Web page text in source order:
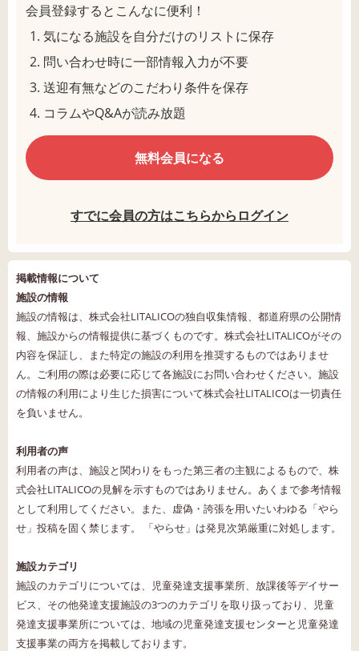
会員登録するとこんなに便利！
気になる施設を自分だけのリストに保存
問い合わせ時に一部情報入力が不要
送迎有無などのこだわり条件を保存
コラムやQ&Aが読み放題
無料会員になる
すでに会員の方はこちらからログイン
掲載情報について
施設の情報
施設の情報は、株式会社LITALICOの独自収集情報、都道府県の公開情
報、施設からの情報提供に基づくものです。株式会社LITALICOがその
内容を保証し、また特定の施設の利用を推奨するものではありませ
ん。ご利用の際は必要に応じて各施設にお問い合わせください。施設
の情報の利用により生じた損害について株式会社LITALICOは一切責任
を負いません。
利用者の声
利用者の声は、施設と関わりをもった第三者の主観によるもので、株
式会社LITALICOの見解を示すものではありません。あくまで参考情報
として利用してください。また、虚偽・誇張を用いたいわゆる「やら
せ」投稿を固く禁じます。 「やらせ」は発見次第厳重に対処します。
施設カテゴリ
施設のカテゴリについては、児童発達支援事業所、放課後等デイサー
ビス、その他発達支援施設の3つのカテゴリを取り扱っており、児童
発達支援事業所については、地域の児童発達支援センターと児童発達
支援事業の両方を掲載しております。